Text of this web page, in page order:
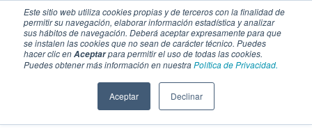
Este sitio web utiliza cookies propias y de terceros con la finalidad de
permitir su navegación, elaborar información estadística y analizar
sus hábitos de navegación. Deberá aceptar expresamente para que
se instalen las cookies que no sean de carácter técnico. Puedes
hacer clic enAceptarpara permitir el uso de todas las cookies.
Puedes obtener más información en nuestraPolítica de Privacidad.
Aceptar Declinar